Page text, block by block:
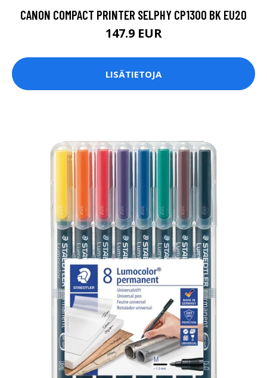
CANON COMPACT PRINTER SELPHY CP1300 BK EU20
147.9 EUR
LISÄTIETOJA